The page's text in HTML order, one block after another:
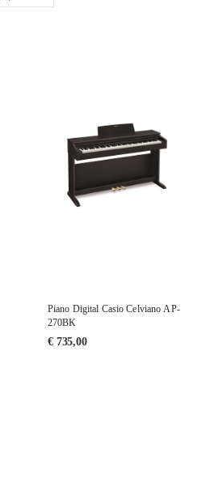
Piano Digital Casio Celviano AP-
270BK
€735,00